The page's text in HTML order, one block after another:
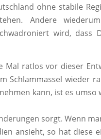
ohne stabile
Andere
wird, dass
ratlos vor dieser
Schlammassel wieder
kann, ist es umso
sorgt. Wenn
ansieht, so hat diese